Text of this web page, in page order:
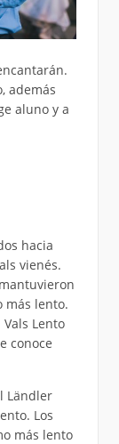
además
aluno y a
hacia
vienés.
más lento.
Lento
conoce
Ländler
Los
más lento